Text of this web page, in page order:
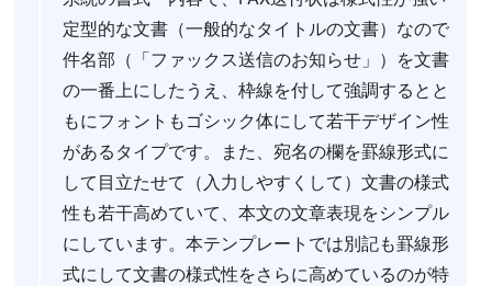
定型的な文書（一般的なタイトルの文書）なので
件名部（「ファックス送信のお知らせ」）を文書
の一番上にしたうえ、枠線を付して強調するとと
もにフォントもゴシック体にして若干デザイン性
があるタイプです。また、宛名の欄を罫線形式に
して目立たせて（入力しやすくして）文書の様式
性も若干高めていて、本文の文章表現をシンプル
にしています。本テンプレートでは別記も罫線形
式にして文書の様式性をさらに高めているのが特